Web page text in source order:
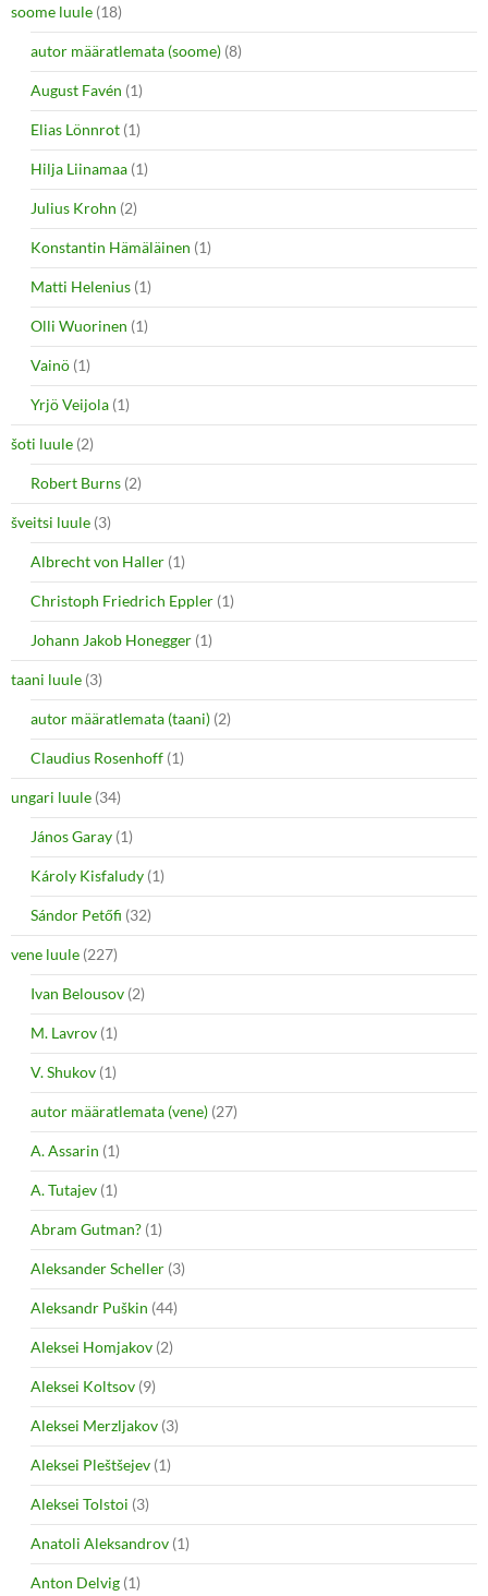
soome luule (18)
autor määratlemata (soome) (8)
August Favén (1)
Elias Lönnrot (1)
Hilja Liinamaa (1)
Julius Krohn (2)
Konstantin Hämäläinen (1)
Matti Helenius (1)
Olli Wuorinen (1)
Vainö (1)
Yrjö Veijola (1)
šoti luule (2)
Robert Burns (2)
šveitsi luule (3)
Albrecht von Haller (1)
Christoph Friedrich Eppler (1)
Johann Jakob Honegger (1)
taani luule (3)
autor määratlemata (taani) (2)
Claudius Rosenhoff (1)
ungari luule (34)
János Garay (1)
Károly Kisfaludy (1)
Sándor Petőfi (32)
vene luule (227)
Ivan Belousov (2)
M. Lavrov (1)
V. Shukov (1)
autor määratlemata (vene) (27)
A. Assarin (1)
A. Tutajev (1)
Abram Gutman? (1)
Aleksander Scheller (3)
Aleksandr Puškin (44)
Aleksei Homjakov (2)
Aleksei Koltsov (9)
Aleksei Merzljakov (3)
Aleksei Pleštšejev (1)
Aleksei Tolstoi (3)
Anatoli Aleksandrov (1)
Anton Delvig (1)